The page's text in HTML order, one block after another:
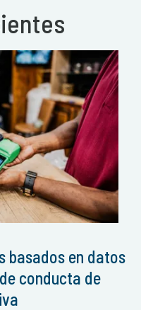
basados en datos
conducta de